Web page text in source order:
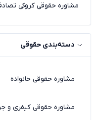
مشاوره حقوقی کروکی
دسته‌بندی حقوقی
مشاوره حقوقی خانواده
مشاوره حقوقی کیفری و